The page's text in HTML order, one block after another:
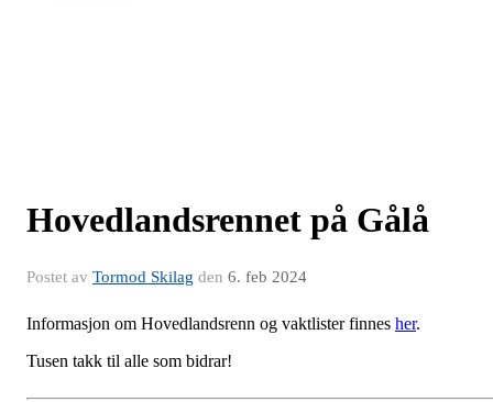
Hovedlandsrennet på Gålå
Postet av Tormod Skilag den 6. feb 2024
Informasjon om Hovedlandsrenn og vaktlister finnes her.
Tusen takk til alle som bidrar!